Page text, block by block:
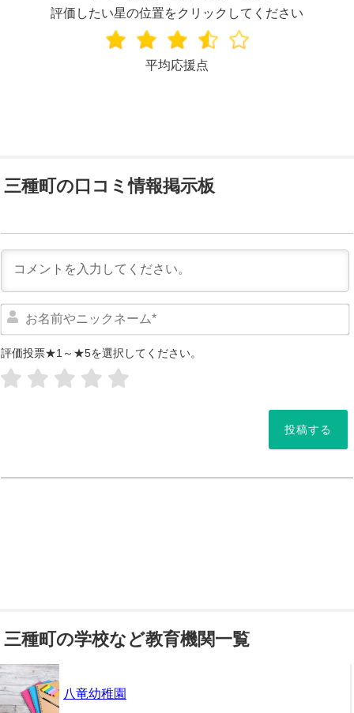
評価したい星の位置をクリックしてください
平均応援点
三種町の口コミ情報掲示板
評価投票★1～★5を選択してください。
三種町の学校など教育機関一覧
八竜幼稚園